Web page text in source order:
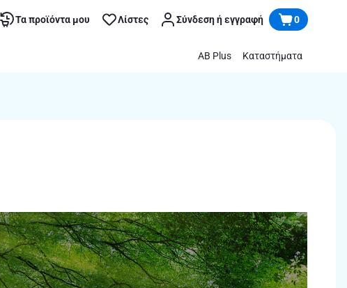
Τα προϊόντα μου Λίστες Σύνδεση ή εγγραφή 0
AB Plus Καταστήματα